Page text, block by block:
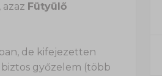
azaz Fütyülő
de kifejezetten
győzelem (több